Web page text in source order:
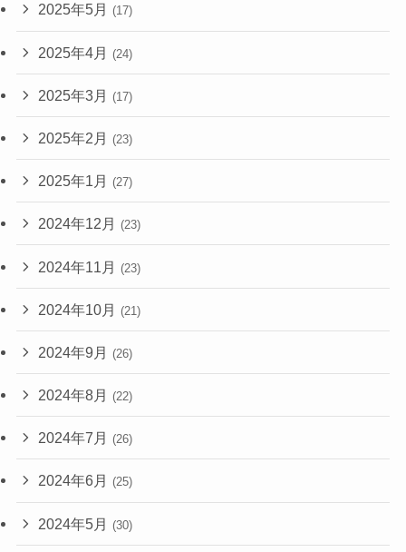
2025年5月 (17)
2025年4月 (24)
2025年3月 (17)
2025年2月 (23)
2025年1月 (27)
2024年12月 (23)
2024年11月 (23)
2024年10月 (21)
2024年9月 (26)
2024年8月 (22)
2024年7月 (26)
2024年6月 (25)
2024年5月 (30)